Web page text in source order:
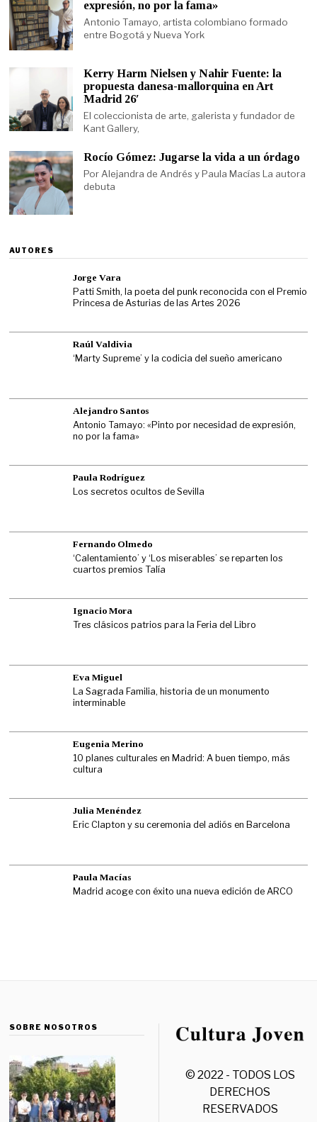
expresión, no por la fama»
Antonio Tamayo, artista colombiano formado
entre Bogotá y Nueva York
Kerry Harm Nielsen y Nahir Fuente: la
propuesta danesa-mallorquina en Art
Madrid 26′
El coleccionista de arte, galerista y fundador de
Kant Gallery,
Rocío Gómez: Jugarse la vida a un órdago
Por Alejandra de Andrés y Paula Macías La autora
debuta
AUTORES
Jorge Vara
Patti Smith, la poeta del punk reconocida con el Premio
Princesa de Asturias de las Artes 2026
Raúl Valdivia
‘Marty Supreme’ y la codicia del sueño americano
Alejandro Santos
Antonio Tamayo: «Pinto por necesidad de expresión,
no por la fama»
Paula Rodríguez
Los secretos ocultos de Sevilla
Fernando Olmedo
‘Calentamiento’ y ‘Los miserables’ se reparten los
cuartos premios Talía
Ignacio Mora
Tres clásicos patrios para la Feria del Libro
Eva Miguel
La Sagrada Familia, historia de un monumento
interminable
Eugenia Merino
10 planes culturales en Madrid: A buen tiempo, más
cultura
Julia Menéndez
Eric Clapton y su ceremonia del adiós en Barcelona
Paula Macías
Madrid acoge con éxito una nueva edición de ARCO
SOBRE NOSOTROS
© 2022 - TODOS LOS
DERECHOS
RESERVADOS